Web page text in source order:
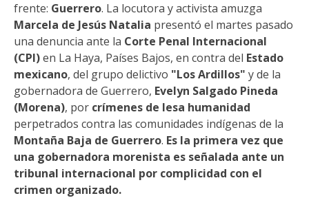
frente: Guerrero. La locutora y activista amuzga
Marcela de Jesús Natalia presentó el martes pasado
una denuncia ante la Corte Penal Internacional
(CPI)en La Haya, Países Bajos, en contra del Estado
mexicano, del grupo delictivo "Los Ardillos" y de la
gobernadora de Guerrero, Evelyn Salgado Pineda
(Morena), por crímenes de lesa humanidad
perpetrados contra las comunidades indígenas de la
Montaña Baja de Guerrero. Es la primera vez que
una gobernadora morenista es señalada ante un
tribunal internacional por complicidad con el
crimen organizado.